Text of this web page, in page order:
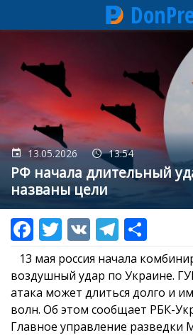
основному
содержанию
13.05.2026 13:54
РФ начала длительный
названы цели
13 мая россия начала
воздушный удар по Украине.
атака может длиться долго и
волн. Об этом сообщает РБК-
Главное управление разведки